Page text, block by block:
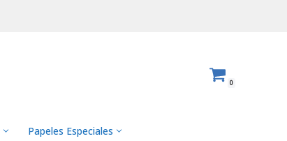
0
Papeles Especiales